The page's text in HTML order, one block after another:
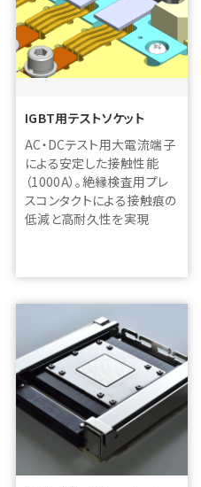
IGBT用テストソケット
AC・DCテスト用大電流端子
による安定した接触性能
（1000A）。絶縁検査用プレ
スコンタクトによる接触痕の
低減と高耐久性を実現